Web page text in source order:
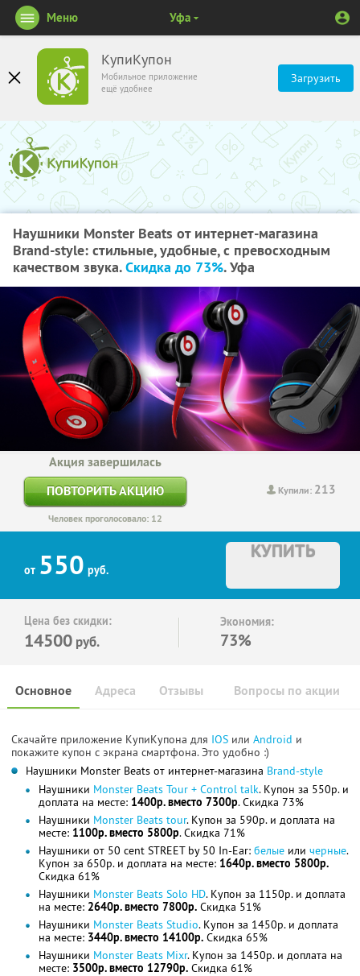
КупиКупон
Мобильное приложение
ещё удобнее
Загрузить
Меню Уфа
Наушники Monster Beats от интернет-магазина
Brand-style: стильные, удобные, с превосходным
качеством звука.Скидка до 73%. Уфа
Купили: 213
Акция завершилась
ПОВТОРИТЬ АКЦИЮ
Человек проголосовало: 12
от 550 руб.
КУПИТЬ
Цена без скидки:
14500 руб.
Экономия:
73%
Основное Отзывы Вопросы по акции
Адреса
Скачайте приложение КупиКупона для IOS или Android и
покажите купон с экрана смартфона. Это удобно :)
Наушники Monster Beats от интернет-магазина Brand-style
Наушники Monster Beats Tour + Control talk. Купон за 550р. и
доплата на месте: 1400р. вместо 7300р. Скидка 73%
Наушники Monster Beats tour. Купон за 590р. и доплата на
месте: 1100р. вместо 5800р. Скидка 71%
Наушники от 50 cent STREET by 50 In-Ear: белые или черные.
Купон за 650р. и доплата на месте: 1640р. вместо 5800р.
Скидка 61%
Наушники Monster Beats Solo HD. Купон за 1150р. и доплата
на месте: 2640р. вместо 7800р. Скидка 51%
Наушники Monster Beats Studio. Купон за 1450р. и доплата
на месте: 3440р. вместо 14100р. Скидка 65%
Наушники Monster Beats Mixr. Купон за 1450р. и доплата на
месте: 3500р. вместо 12790р. Скидка 61%